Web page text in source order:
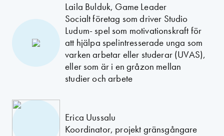
Laila Bulduk, Game Leader
Socialt företag som driver Studio
Ludum- spel som motivationskraft för
att hjälpa spelintresserade unga som
varken arbetar eller studerar (UVAS),
eller som är i en gråzon mellan
studier och arbete
Erica Uussalu
Koordinator, projekt gränsgångare